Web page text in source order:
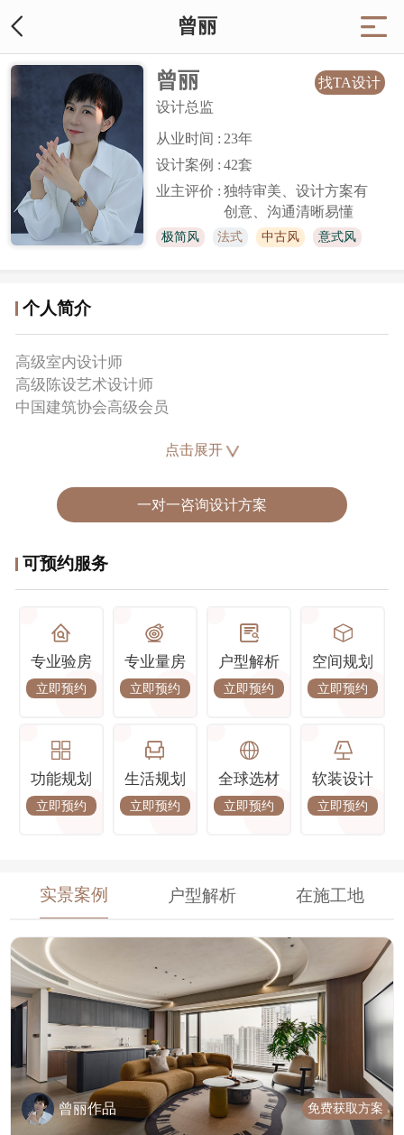
曾丽
曾丽
设计总监
从业时间 : 23年
设计案例 : 42套
业主评价 : 独特审美、设计方案有
创意、沟通清晰易懂
极简风 法式 中古风 意式风
找TA设计
个人简介
高级室内设计师
高级陈设艺术设计师
中国建筑协会高级会员
家居空间设计大赛最佳创意奖
工匠杯最佳灯光设计奖
《华夏杯》金奖
擅长风格：
现代风格/ 意式轻奢/侘寂/奶油风/复古/法式/新中式等等
设计理念 :
设计过程是一个否定，再否定的过程。不敢颠覆原有的
构思，就无法创造出奇迹。
经典楼盘 :
百瑞景、碧桂园浅月湾、华侨城原岸、千禧园、中粮光
点击展开
一对一咨询设计方案
可预约服务
专业验房
立即预约
专业量房
立即预约
户型解析
立即预约
空间规划
立即预约
功能规划
立即预约
生活规划
立即预约
全球选材
立即预约
软装设计
立即预约
实景案例 户型解析 在施工地
曾丽作品 免费获取方案